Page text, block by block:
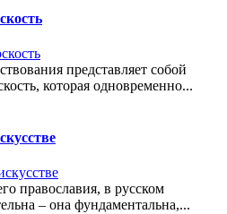
представляет собой
которая одновременно...
православия, в русском
– она фундаментальна,...